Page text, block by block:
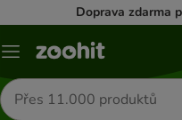
Doprava zdarma
Menu
Hledat
produkty